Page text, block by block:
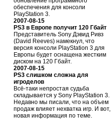
обеспечения для консоли
PlayStation 3.
2007-08-15
PS3 в Европе получит 120 Гбайт
Представитель Sony Дэвид Ривз
(David Reeves) намекнул, что
версия консоли PlayStation 3 для
Европы будет оснащена жестким
диском на 120 Гбайт.
2007-08-15
PS3 слишком сложна для
игроделов
Всё-таки непростая судьба
складывается у Sony PlayStation 3.
Недавно мы писали, что на объем
продаж влияет нехватка игр. И вот,
новая информация по теме.